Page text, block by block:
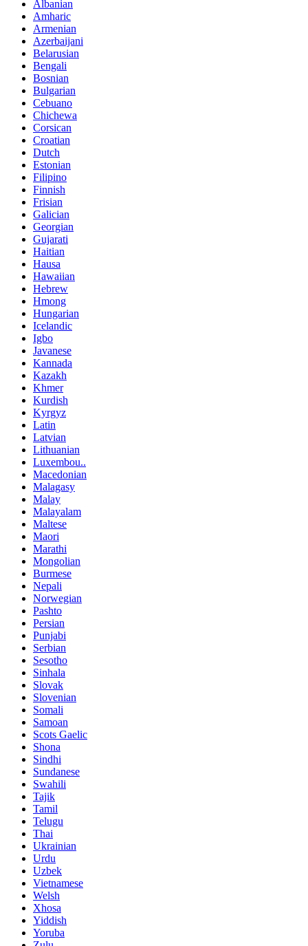
Albanian
Amharic
Armenian
Azerbaijani
Belarusian
Bengali
Bosnian
Bulgarian
Cebuano
Chichewa
Corsican
Croatian
Dutch
Estonian
Filipino
Finnish
Frisian
Galician
Georgian
Gujarati
Haitian
Hausa
Hawaiian
Hebrew
Hmong
Hungarian
Icelandic
Igbo
Javanese
Kannada
Kazakh
Khmer
Kurdish
Kyrgyz
Latin
Latvian
Lithuanian
Luxembou..
Macedonian
Malagasy
Malay
Malayalam
Maltese
Maori
Marathi
Mongolian
Burmese
Nepali
Norwegian
Pashto
Persian
Punjabi
Serbian
Sesotho
Sinhala
Slovak
Slovenian
Somali
Samoan
Scots Gaelic
Shona
Sindhi
Sundanese
Swahili
Tajik
Tamil
Telugu
Thai
Ukrainian
Urdu
Uzbek
Vietnamese
Welsh
Xhosa
Yiddish
Yoruba